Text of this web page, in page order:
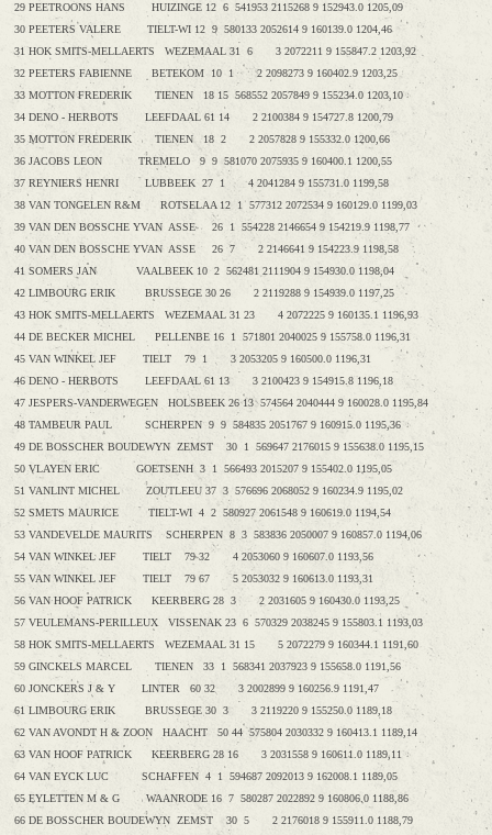
29 PEETROONS HANS HUIZINGE 12 6 541953 2115268 9 152943.0 1205,09
30 PEETERS VALERE TIELT-WI 12 9 580133 2052614 9 160139.0 1204,46
31 HOK SMITS-MELLAERTS WEZEMAAL 31 6 3 2072211 9 155847.2 1203,92
32 PEETERS FABIENNE BETEKOM 10 1 2 2098273 9 160402.9 1203,25
33 MOTTON FREDERIK TIENEN 18 15 568552 2057849 9 155234.0 1203,10
34 DENO - HERBOTS LEEFDAAL 61 14 2 2100384 9 154727.8 1200,79
35 MOTTON FREDERIK TIENEN 18 2 2 2057828 9 155332.0 1200,66
36 JACOBS LEON TREMELO 9 9 581070 2075935 9 160400.1 1200,55
37 REYNIERS HENRI LUBBEEK 27 1 4 2041284 9 155731.0 1199,58
38 VAN TONGELEN R&M ROTSELAA 12 1 577312 2072534 9 160129.0 1199,03
39 VAN DEN BOSSCHE YVAN ASSE 26 1 554228 2146654 9 154219.9 1198,77
40 VAN DEN BOSSCHE YVAN ASSE 26 7 2 2146641 9 154223.9 1198,58
41 SOMERS JAN VAALBEEK 10 2 562481 2111904 9 154930.0 1198,04
42 LIMBOURG ERIK BRUSSEGE 30 26 2 2119288 9 154939.0 1197,25
43 HOK SMITS-MELLAERTS WEZEMAAL 31 23 4 2072225 9 160135.1 1196,93
44 DE BECKER MICHEL PELLENBE 16 1 571801 2040025 9 155758.0 1196,31
45 VAN WINKEL JEF TIELT 79 1 3 2053205 9 160500.0 1196,31
46 DENO - HERBOTS LEEFDAAL 61 13 3 2100423 9 154915.8 1196,18
47 JESPERS-VANDERWEGEN HOLSBEEK 26 13 574564 2040444 9 160028.0 1195,84
48 TAMBEUR PAUL SCHERPEN 9 9 584835 2051767 9 160915.0 1195,36
49 DE BOSSCHER BOUDEWYN ZEMST 30 1 569647 2176015 9 155638.0 1195,15
50 VLAYEN ERIC GOETSENH 3 1 566493 2015207 9 155402.0 1195,05
51 VANLINT MICHEL ZOUTLEEU 37 3 576696 2068052 9 160234.9 1195,02
52 SMETS MAURICE TIELT-WI 4 2 580927 2061548 9 160619.0 1194,54
53 VANDEVELDE MAURITS SCHERPEN 8 3 583836 2050007 9 160857.0 1194,06
54 VAN WINKEL JEF TIELT 79 32 4 2053060 9 160607.0 1193,56
55 VAN WINKEL JEF TIELT 79 67 5 2053032 9 160613.0 1193,31
56 VAN HOOF PATRICK KEERBERG 28 3 2 2031605 9 160430.0 1193,25
57 VEULEMANS-PERILLEUX VISSENAK 23 6 570329 2038245 9 155803.1 1193,03
58 HOK SMITS-MELLAERTS WEZEMAAL 31 15 5 2072279 9 160344.1 1191,60
59 GINCKELS MARCEL TIENEN 33 1 568341 2037923 9 155658.0 1191,56
60 JONCKERS J & Y LINTER 60 32 3 2002899 9 160256.9 1191,47
61 LIMBOURG ERIK BRUSSEGE 30 3 3 2119220 9 155250.0 1189,18
62 VAN AVONDT H & ZOON HAACHT 50 44 575804 2030332 9 160413.1 1189,14
63 VAN HOOF PATRICK KEERBERG 28 16 3 2031558 9 160611.0 1189,11
64 VAN EYCK LUC SCHAFFEN 4 1 594687 2092013 9 162008.1 1189,05
65 EYLETTEN M & G WAANRODE 16 7 580287 2022892 9 160806.0 1188,86
66 DE BOSSCHER BOUDEWYN ZEMST 30 5 2 2176018 9 155911.0 1188,79